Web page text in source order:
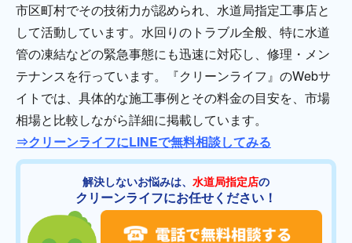
市区町村でその技術力が認められ、水道局指定工事店と
して活動しています。水回りのトラブル全般、特に水道
管の凍結などの緊急事態にも迅速に対応し、修理・メン
テナンスを行っています。『クリーンライフ』のWebサ
イトでは、具体的な施工事例とその料金の目安を、市場
相場と比較しながら詳細に掲載しています。
⇒クリーンライフにLINEで無料相談してみる
解決しないお悩みは、 水道局指定店の
クリーンライフにお任せください！